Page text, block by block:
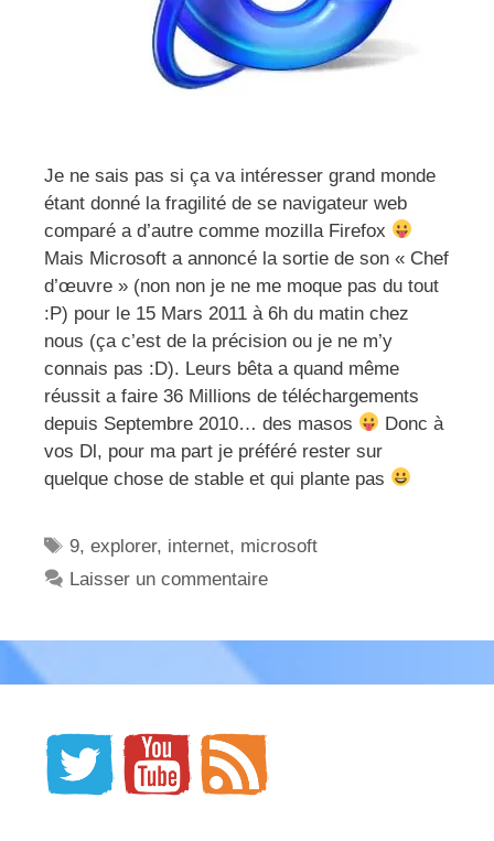
Je ne sais pas si ça va intéresser grand monde
étant donné la fragilité de se navigateur web
comparé a d’autre comme mozilla Firefox
Mais Microsoft a annoncé la sortie de son « Chef
d’œuvre » (non non je ne me moque pas du tout
:P) pour le 15 Mars 2011 à 6h du matin chez
nous (ça c’est de la précision ou je ne m’y
connais pas :D). Leurs bêta a quand même
réussit a faire 36 Millions de téléchargements
depuis Septembre 2010… des masos
Donc à
vos Dl, pour ma part je préféré rester sur
quelque chose de stable et qui plante pas
Étiquettes
9,explorer, internet, microsoft
Laisser un commentaire